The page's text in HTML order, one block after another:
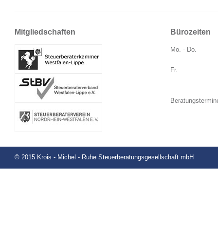
Mitgliedschaften Bürozeiten
Mo. - Do.
Fr.
© 2015 Krois - Michel - Ruhe Steuerberatungsgesellschaft mbH